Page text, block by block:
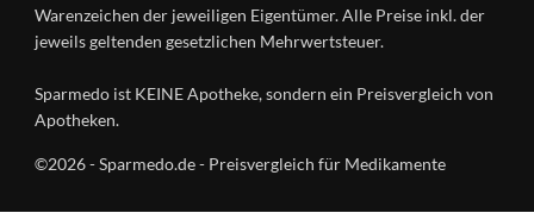
Warenzeichen der jeweiligen Eigentümer. Alle Preise inkl. der
jeweils geltenden gesetzlichen Mehrwertsteuer.
Sparmedo ist KEINE Apotheke, sondern ein Preisvergleich von
Apotheken.
©2026 - Sparmedo.de - Preisvergleich für Medikamente